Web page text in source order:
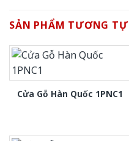
SẢN PHẨM TƯƠNG TỰ
Cửa Gỗ Hàn Quốc 1PNC1